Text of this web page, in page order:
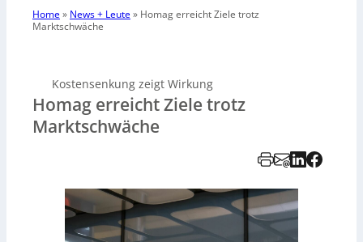
Home» News + Leute» Homag erreicht Ziele trotz
Marktschwäche
Kostensenkung zeigt Wirkung
Homag erreicht Ziele trotz
Marktschwäche